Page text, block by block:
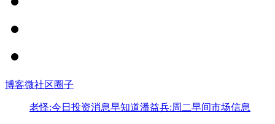
博客微社区圈子
老怪:今日投资消息早知道潘益兵:周二早间市场信息